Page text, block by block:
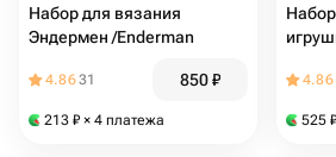
Набор для вязания
Эндермен /Enderman
4.8631 850₽
213 ₽ × 4 платежа
4.86
525 ₽